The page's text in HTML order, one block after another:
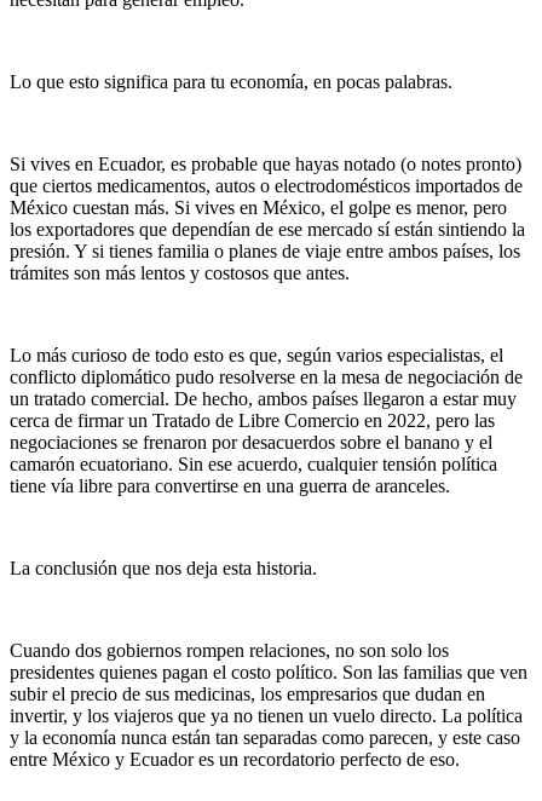
Lo que esto significa para tu economía, en pocas palabras.
Si vives en Ecuador, es probable que hayas notado (o notes pronto)
que ciertos medicamentos, autos o electrodomésticos importados de
México cuestan más. Si vives en México, el golpe es menor, pero
los exportadores que dependían de ese mercado sí están sintiendo la
presión. Y si tienes familia o planes de viaje entre ambos países, los
trámites son más lentos y costosos que antes.
Lo más curioso de todo esto es que, según varios especialistas, el
conflicto diplomático pudo resolverse en la mesa de negociación de
un tratado comercial. De hecho, ambos países llegaron a estar muy
cerca de firmar un Tratado de Libre Comercio en 2022, pero las
negociaciones se frenaron por desacuerdos sobre el banano y el
camarón ecuatoriano. Sin ese acuerdo, cualquier tensión política
tiene vía libre para convertirse en una guerra de aranceles.
La conclusión que nos deja esta historia.
Cuando dos gobiernos rompen relaciones, no son solo los
presidentes quienes pagan el costo político. Son las familias que ven
subir el precio de sus medicinas, los empresarios que dudan en
invertir, y los viajeros que ya no tienen un vuelo directo. La política
y la economía nunca están tan separadas como parecen, y este caso
entre México y Ecuador es un recordatorio perfecto de eso.